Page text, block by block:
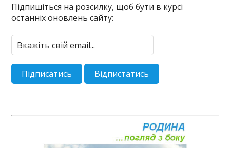
Підпишіться на розсилку, щоб бути в курсі
останніх оновлень сайту: